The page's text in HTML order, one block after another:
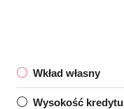
Wkład własny
Wysokość kredytu